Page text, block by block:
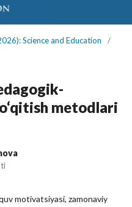
Science and Education
/
metodlari
motivatsiyasi, zamonaviy